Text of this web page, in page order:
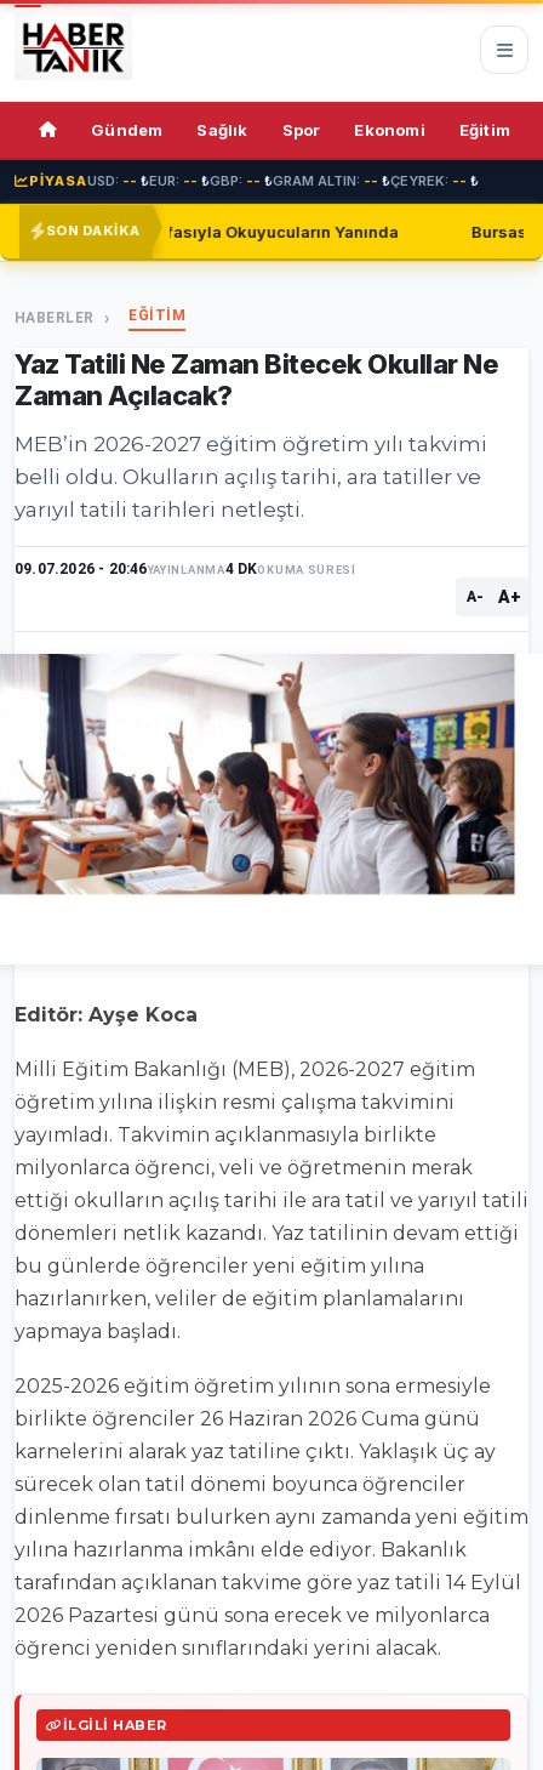
Gündem Sağlık Spor Ekonomi Eğitim
PİYASAUSD: -- ₺EUR: -- ₺GBP: -- ₺GRAM ALTIN: -- ₺ÇEYREK: -- ₺
SON DAKİKA
Okuyucuların Yanında Bursaspor, Shakhtar Donetsk
75%
HABERLER EĞİTİM
Yaz Tatili Ne Zaman Bitecek Okullar Ne
Zaman Açılacak?
MEB’in 2026-2027 eğitim öğretim yılı takvimi
belli oldu. Okulların açılış tarihi, ara tatiller ve
yarıyıl tatili tarihleri netleşti.
09.07.2026 - 20:46YAYINLANMA4 DKOKUMA SÜRESİ
A- A+
Editör: Ayşe Koca
Milli Eğitim Bakanlığı (MEB), 2026-2027 eğitim
öğretim yılına ilişkin resmi çalışma takvimini
yayımladı. Takvimin açıklanmasıyla birlikte
milyonlarca öğrenci, veli ve öğretmenin merak
ettiği okulların açılış tarihi ile ara tatil ve yarıyıl tatili
dönemleri netlik kazandı. Yaz tatilinin devam ettiği
bu günlerde öğrenciler yeni eğitim yılına
hazırlanırken, veliler de eğitim planlamalarını
yapmaya başladı.
2025-2026 eğitim öğretim yılının sona ermesiyle
birlikte öğrenciler 26 Haziran 2026 Cuma günü
karnelerini alarak yaz tatiline çıktı. Yaklaşık üç ay
sürecek olan tatil dönemi boyunca öğrenciler
dinlenme fırsatı bulurken aynı zamanda yeni eğitim
yılına hazırlanma imkânı elde ediyor. Bakanlık
tarafından açıklanan takvime göre yaz tatili 14 Eylül
2026 Pazartesi günü sona erecek ve milyonlarca
öğrenci yeniden sınıflarındaki yerini alacak.
İLGILI HABER